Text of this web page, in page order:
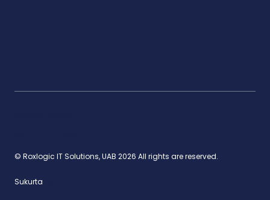
© Roxlogic IT Solutions, UAB 2026 All rights are reserved.
Sukurta